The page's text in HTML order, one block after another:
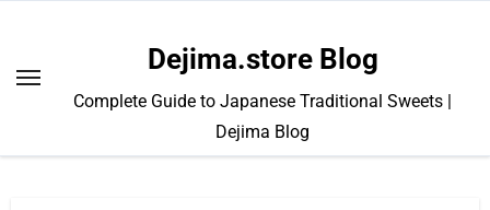
content
Dejima.store Blog
Complete Guide to Japanese Traditional Sweets |
Dejima Blog